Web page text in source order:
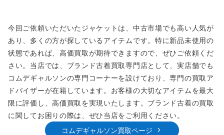
今回ご依頼いただいたジャケットは、中古市場でも高い人気が
あり、多くの方が探しているアイテムです。特に新品未使用の
状態であれば、高価買取が期待できますので、ぜひご依頼くだ
さい。当店では、ブランド古着買取専門店として、実店舗でも
コムデギャルソンの専門コーナーを設けており、専門の買取ア
ドバイザーが在籍しています。お客様の大切なアイテムを最大
限に評価し、高価買取を実現いたします。ブランド古着の買取
に関してお困りの際は、ぜひ当店をご利用ください。
コムデギャルソン買取ページ